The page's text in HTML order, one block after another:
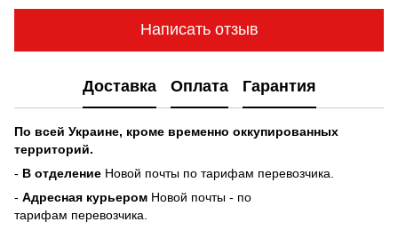
Написать отзыв
Доставка Оплата Гарантия
По всей Украине, кроме временно оккупированных
территорий.
- В отделение Новой почты по тарифам перевозчика.
- Адресная курьером Новой почты - по
тарифам перевозчика.